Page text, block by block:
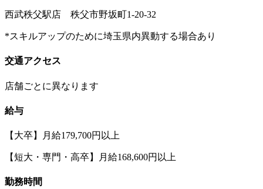
西武秩父駅店 秩父市野坂町1-20-32
*スキルアップのために埼玉県内異動する場合あり
交通アクセス
店舗ごとに異なります
給与
【大卒】月給179,700円以上
【短大・専門・高卒】月給168,600円以上
勤務時間